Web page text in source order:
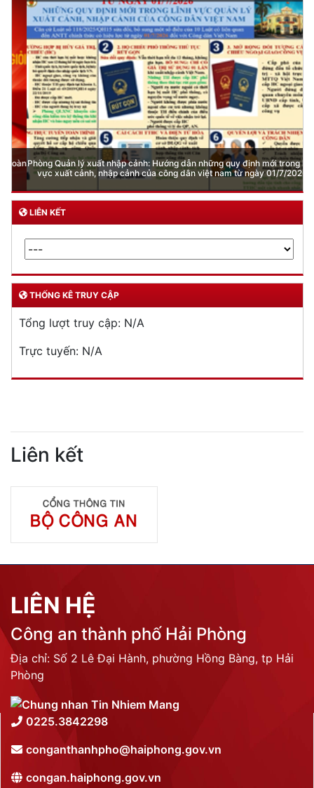
Phòng Quản lý xuất nhập cảnh: Hướng dẫn những quy định mới trong lĩnh
vực xuất cảnh, nhập cảnh của công dân việt nam từ ngày 01/7/2026
LIÊN KẾT
THỐNG KÊ TRUY CẬP
Tổng lượt truy cập: N/A
Trực tuyến: N/A
Liên kết
LIÊN HỆ
Công an thành phố Hải Phòng
Địa chỉ: Số 2 Lê Đại Hành, phường Hồng Bàng, tp Hải
Phòng
0225.3842298
conganthanhpho@haiphong.gov.vn
congan.haiphong.gov.vn